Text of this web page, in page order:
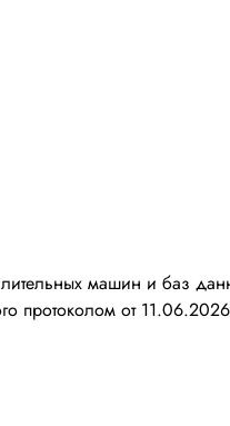
машин и баз
протоколом от